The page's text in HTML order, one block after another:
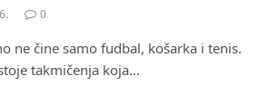
0
ne čine samo fudbal, košarka i tenis.
takmičenja koja…